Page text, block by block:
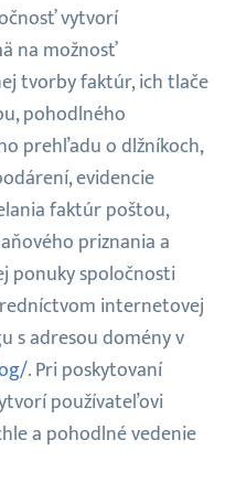
vytvorí
na možnosť
tvorby faktúr, ich tlače
pohodlného
prehľadu o dlžníkoch,
evidencie
faktúr poštou,
priznania a
ponuky spoločnosti
internetovej
s adresou domény v
. Pri poskytovaní
používateľovi
a pohodlné vedenie